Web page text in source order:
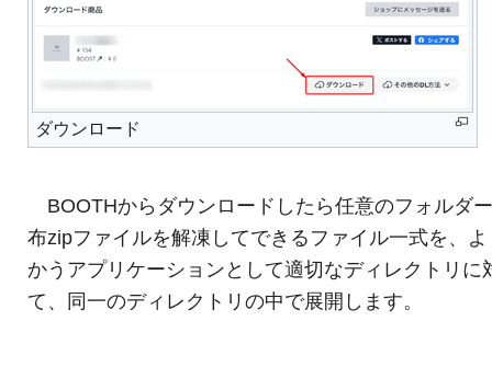
ダウンロード
BOOTHからダウンロードしたら任意のフォルダ
布zipファイルを解凍してできるファイル一式を、
かうアプリケーションとして適切なディレクトリに
て、同一のディレクトリの中で展開します。